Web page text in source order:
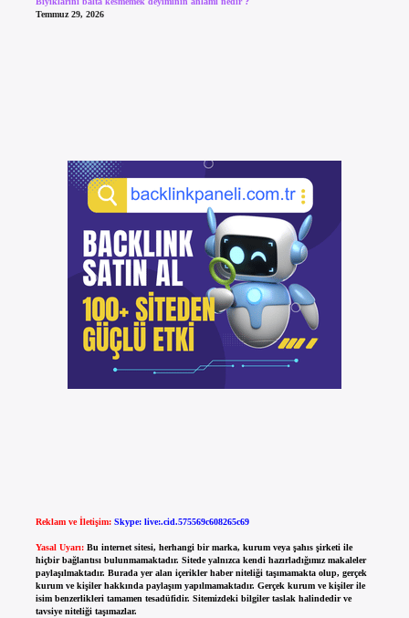
Temmuz 29, 2026
Reklam ve İletişim: Skype: live:.cid.575569c608265c69
Yasal Uyarı: Bu internet sitesi, herhangi bir marka, kurum veya şahıs şirketi ile
hiçbir bağlantısı bulunmamaktadır. Sitede yalnızca kendi hazırladığımız makaleler
paylaşılmaktadır. Burada yer alan içerikler haber niteliği taşımamakta olup, gerçek
kurum ve kişiler hakkında paylaşım yapılmamaktadır. Gerçek kurum ve kişiler ile
isim benzerlikleri tamamen tesadüfidir. Sitemizdeki bilgiler taslak halindedir ve
tavsiye niteliği taşımazlar.